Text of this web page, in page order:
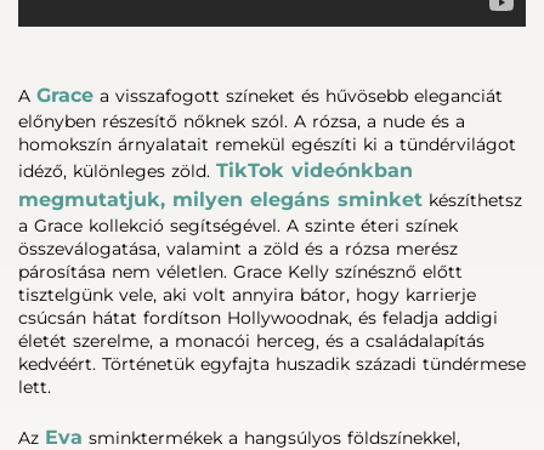
A Grace a visszafogott színeket és hűvösebb eleganciát
előnyben részesítő nőknek szól. A rózsa, a nude és a
homokszín árnyalatait remekül egészíti ki a tündérvilágot
idéző, különleges zöld. TikTok videónkban
megmutatjuk, milyen elegáns sminket készíthetsz
a Grace kollekció segítségével. A szinte éteri színek
összeválogatása, valamint a zöld és a rózsa merész
párosítása nem véletlen. Grace Kelly színésznő előtt
tisztelgünk vele, aki volt annyira bátor, hogy karrierje
csúcsán hátat fordítson Hollywoodnak, és feladja addigi
életét szerelme, a monacói herceg, és a családalapítás
kedvéért. Történetük egyfajta huszadik századi tündérmese
lett.
Az Eva sminktermékek a hangsúlyos földszínekkel,